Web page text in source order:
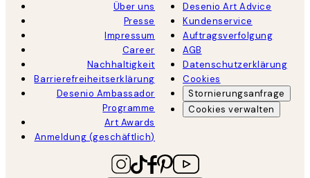
Über uns
Presse
Impressum
Career
Nachhaltigkeit
Barrierefreiheitserklärung
Desenio Ambassador
Programme
Art Awards
Anmeldung (geschäftlich)
Desenio Art Advice
Kundenservice
Auftragsverfolgung
AGB
Datenschutzerklärung
Cookies
Stornierungsanfrage
Cookies verwalten